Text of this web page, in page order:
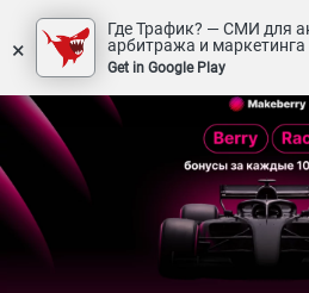
×
Где Трафик? — СМИ для
арбитража и маркетинга
Get in Google Play